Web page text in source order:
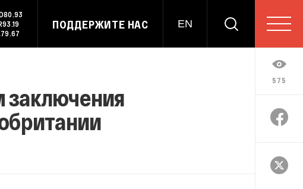
80.93
93.19
79.67
ПОДДЕРЖИТЕ НАС EN
575
заключения